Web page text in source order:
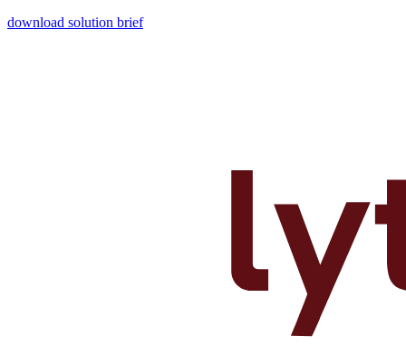
download solution brief